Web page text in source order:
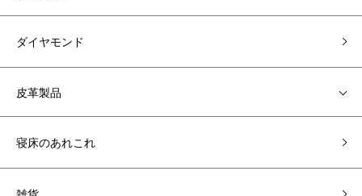
ダイヤモンド
皮革製品
寝床のあれこれ